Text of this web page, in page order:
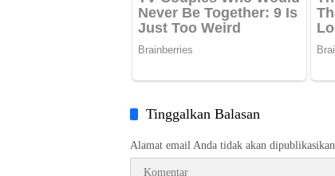
Tinggalkan Balasan
Alamat email Anda tidak akan dipublikasikan.